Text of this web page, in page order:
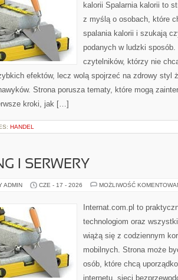
kalorii Spalarnia kalorii to
z myślą o osobach, które
spalania kalorii i szukają
podanych w ludzki sposób.
czytelników, którzy nie
efektów, lecz wolą spojrzeć na zdrowy styl
Strona porusza tematy, które mogą
kroki, jak […]
HANDEL
I SERWERY
ADMIN CZE - 17 - 2026 MOŻLIWOŚĆ
Internat.com.pl to
technologiom oraz
wiążą się z codziennym
mobilnych. Strona może
osób, które chcą
internetu, sieci